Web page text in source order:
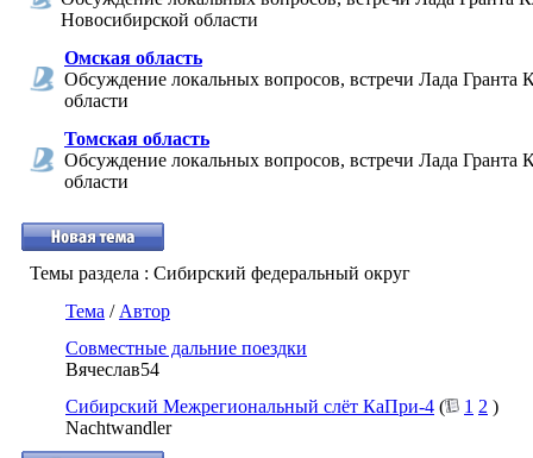
Новосибирской области
Омская область
Обсуждение локальных вопросов, встречи Лада Гранта
области
Томская область
Обсуждение локальных вопросов, встречи Лада Гранта
области
Темы раздела : Сибирский федеральный округ
Тема / Автор
Совместные дальние поездки
Вячеслав54
Сибирский Межрегиональный слёт КаПри-4 ( 1 2 )
Nachtwandler